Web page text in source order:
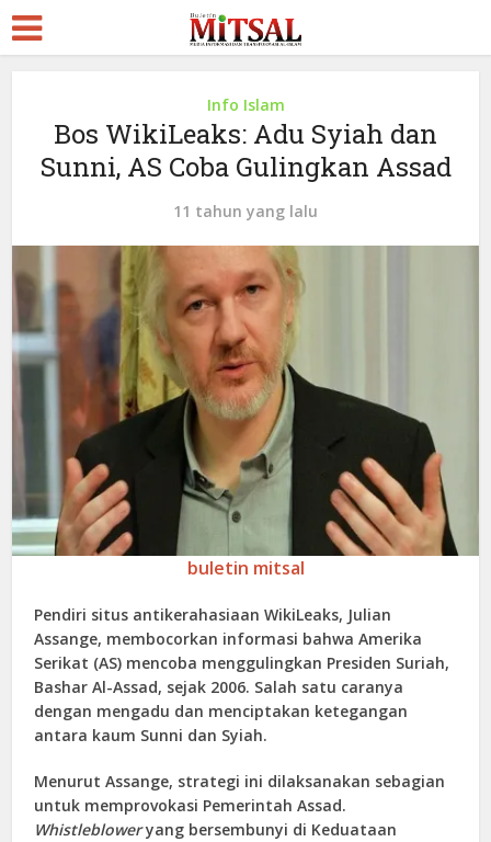
Info Islam
Bos WikiLeaks: Adu Syiah dan
Sunni, AS Coba Gulingkan Assad
11 tahun yang lalu
buletin mitsal
Pendiri situs antikerahasiaanWikiLeaks, Julian
Assange, membocorkan informasi bahwa Amerika
Serikat (AS) mencoba menggulingkan Presiden Suriah,
Bashar Al-Assad, sejak 2006. Salah satu caranya
dengan mengadu dan menciptakan ketegangan
antara kaum Sunni dan Syiah.
Menurut Assange, strategi ini dilaksanakan sebagian
untuk memprovokasi Pemerintah Assad.
Whistlebloweryang bersembunyi di Keduataan